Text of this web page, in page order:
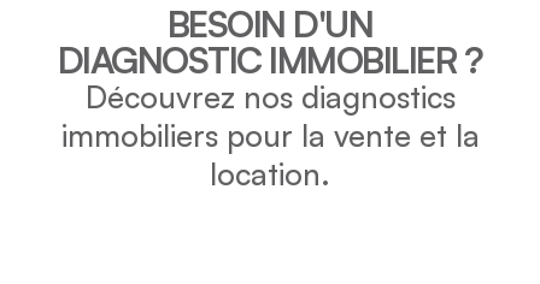
BESOIN D'UN
DIAGNOSTIC IMMOBILIER ?
Découvrez nos diagnostics
immobiliers pour la vente et la
location.